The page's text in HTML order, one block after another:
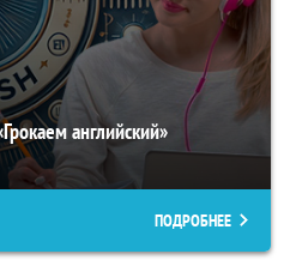
английский»
ПОДРОБНЕЕ